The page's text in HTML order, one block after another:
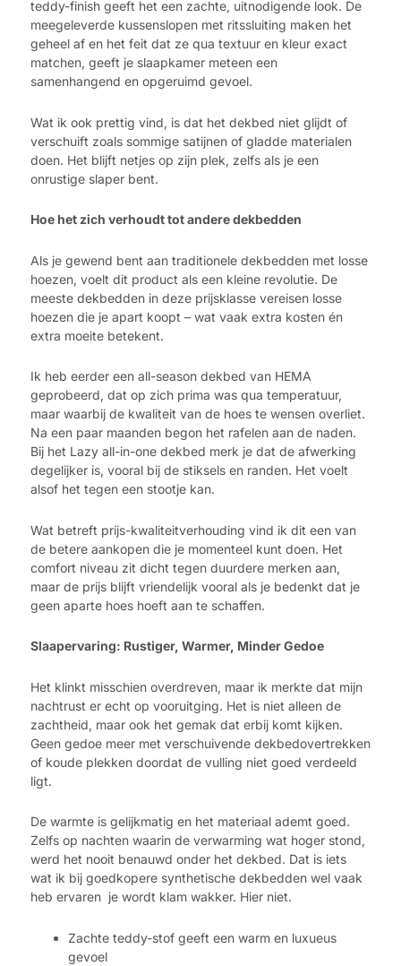
teddy-finish geeft het een zachte, uitnodigende look. De
meegeleverde kussenslopen met ritssluiting maken het
geheel af en het feit dat ze qua textuur en kleur exact
matchen, geeft je slaapkamer meteen een
samenhangend en opgeruimd gevoel.
Wat ik ook prettig vind, is dat het dekbed niet glijdt of
verschuift zoals sommige satijnen of gladde materialen
doen. Het blijft netjes op zijn plek, zelfs als je een
onrustige slaper bent.
Hoe het zich verhoudt tot andere dekbedden
Als je gewend bent aan traditionele dekbedden met losse
hoezen, voelt dit product als een kleine revolutie. De
meeste dekbedden in deze prijsklasse vereisen losse
hoezen die je apart koopt – wat vaak extra kosten én
extra moeite betekent.
Ik heb eerder een all-season dekbed van HEMA
geprobeerd, dat op zich prima was qua temperatuur,
maar waarbij de kwaliteit van de hoes te wensen overliet.
Na een paar maanden begon het rafelen aan de naden.
Bij het Lazy all-in-one dekbed merk je dat de afwerking
degelijker is, vooral bij de stiksels en randen. Het voelt
alsof het tegen een stootje kan.
Wat betreft prijs-kwaliteitverhouding vind ik dit een van
de betere aankopen die je momenteel kunt doen. Het
comfort niveau zit dicht tegen duurdere merken aan,
maar de prijs blijft vriendelijk vooral als je bedenkt dat je
geen aparte hoes hoeft aan te schaffen.
Slaapervaring: Rustiger, Warmer, Minder Gedoe
Het klinkt misschien overdreven, maar ik merkte dat mijn
nachtrust er echt op vooruitging. Het is niet alleen de
zachtheid, maar ook het gemak dat erbij komt kijken.
Geen gedoe meer met verschuivende dekbedovertrekken
of koude plekken doordat de vulling niet goed verdeeld
ligt.
De warmte is gelijkmatig en het materiaal ademt goed.
Zelfs op nachten waarin de verwarming wat hoger stond,
werd het nooit benauwd onder het dekbed. Dat is iets
wat ik bij goedkopere synthetische dekbedden wel vaak
heb ervaren je wordt klam wakker. Hier niet.
Zachte teddy-stof geeft een warm en luxueus
gevoel